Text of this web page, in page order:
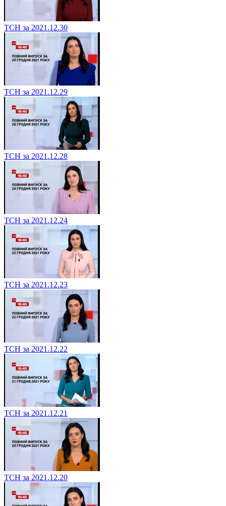
ТСН за 2021.12.30
ТСН за 2021.12.29
ТСН за 2021.12.28
ТСН за 2021.12.24
ТСН за 2021.12.23
ТСН за 2021.12.22
ТСН за 2021.12.21
ТСН за 2021.12.20